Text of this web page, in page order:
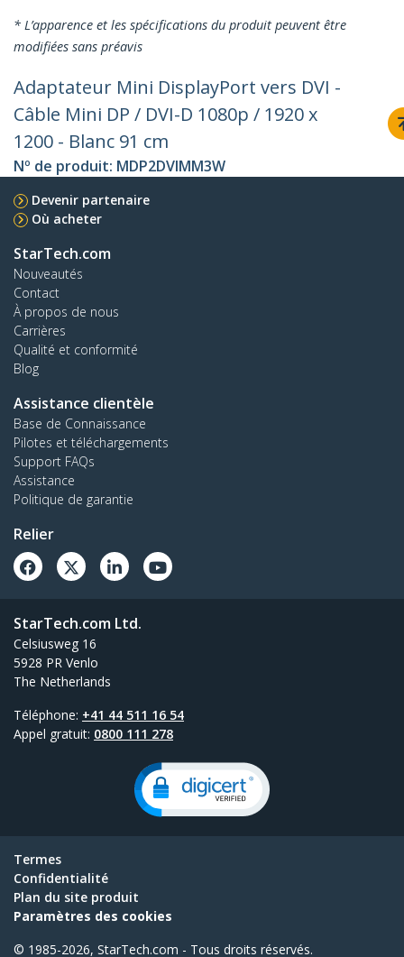
* L’apparence et les spécifications du produit peuvent être
modifiées sans préavis
Adaptateur Mini DisplayPort vers DVI -
Câble Mini DP / DVI-D 1080p / 1920 x
1200 - Blanc 91 cm
Nº de produit: MDP2DVIMM3W
Devenir partenaire
Où acheter
StarTech.com
Nouveautés
Contact
À propos de nous
Carrières
Qualité et conformité
Blog
Assistance clientèle
Base de Connaissance
Pilotes et téléchargements
Support FAQs
Assistance
Politique de garantie
Relier
StarTech.com Ltd.
Celsiusweg 16
5928 PR Venlo
The Netherlands
Téléphone: +41 44 511 16 54
Appel gratuit: 0800 111 278
Termes
Confidentialité
Plan du site produit
Paramètres des cookies
© 1985-2026, StarTech.com - Tous droits réservés.